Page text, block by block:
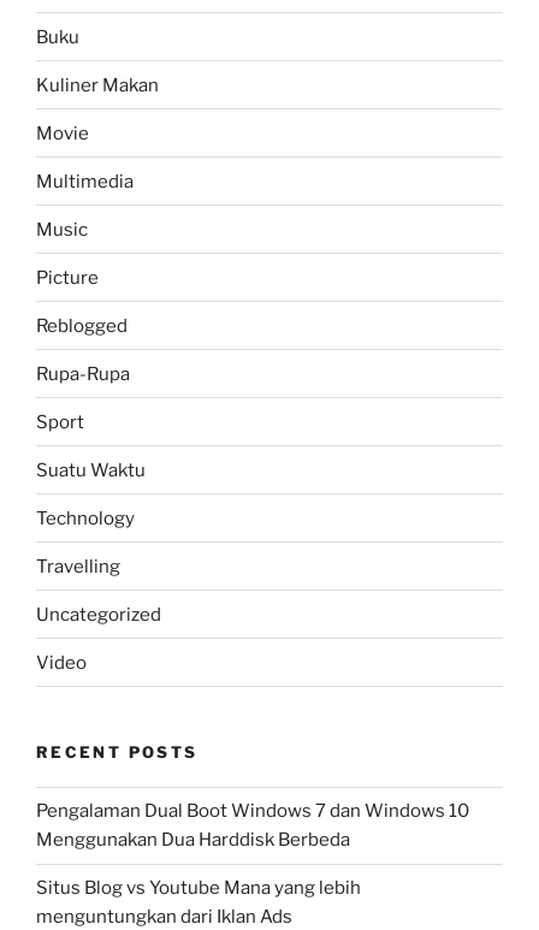
Buku
Kuliner Makan
Movie
Multimedia
Music
Picture
Reblogged
Rupa-Rupa
Sport
Suatu Waktu
Technology
Travelling
Uncategorized
Video
RECENT POSTS
Pengalaman Dual Boot Windows 7 dan Windows 10
Menggunakan Dua Harddisk Berbeda
Situs Blog vs Youtube Mana yang lebih
menguntungkan dari Iklan Ads